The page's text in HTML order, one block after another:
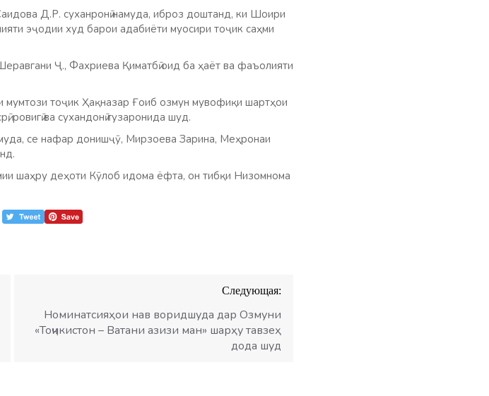
Д.Р. суханронӣ намуда, иброз доштанд, ки Шоири
эҷодии худ барои адабиёти муосири тоҷик саҳми
Ҷ., Фахриева Қиматбӣ оид ба ҳаёт ва фаъолияти
тоҷик Ҳақназар Ғоиб озмун мувофиқи шартҳои
ровигӣ ва сухандонӣ гузаронида шуд.
се нафар донишҷӯ, Мирзоева Зарина, Меҳронаи
шаҳру деҳоти Кӯлоб идома ёфта, он тибқи Низомнома
Следующая:
Номинатсияҳои нав воридшуда дар Озмуни
«Тоҷикистон – Ватани азизи ман» шарҳу тавзеҳ
дода шуд